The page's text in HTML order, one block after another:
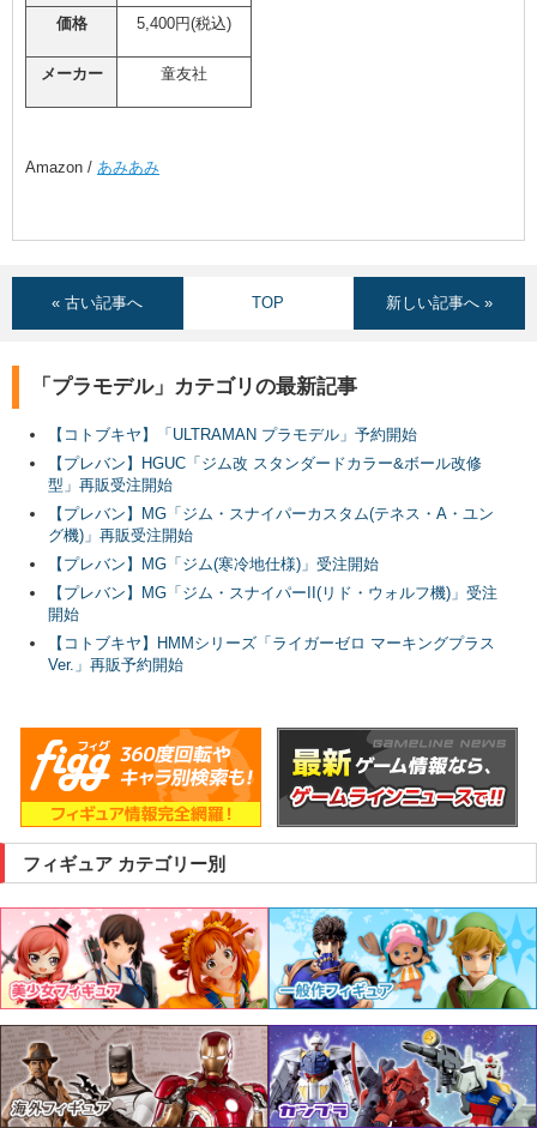
価格 5,400円(税込)
メーカー 童友社
Amazon / あみあみ
« 古い記事へ TOP 新しい記事へ »
「プラモデル」カテゴリの最新記事
【コトブキヤ】「ULTRAMAN プラモデル」予約開始
【プレバン】HGUC「ジム改 スタンダードカラー&ボール改修
型」再販受注開始
【プレバン】MG「ジム・スナイパーカスタム(テネス・A・ユン
グ機)」再販受注開始
【プレバン】MG「ジム(寒冷地仕様)」受注開始
【プレバン】MG「ジム・スナイパーII(リド・ウォルフ機)」受注
開始
【コトブキヤ】HMMシリーズ「ライガーゼロ マーキングプラス
Ver.」再販予約開始
フィギュア カテゴリー別